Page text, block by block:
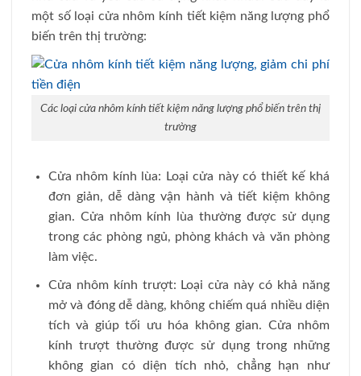
một số loại cửa nhôm kính tiết kiệm năng lượng phổ
biến trên thị trường:
Các loại cửa nhôm kính tiết kiệm năng lượng phổ biến trên thị
trường
Cửa nhôm kính lùa: Loại cửa này có thiết kế khá
đơn giản, dễ dàng vận hành và tiết kiệm không
gian. Cửa nhôm kính lùa thường được sử dụng
trong các phòng ngủ, phòng khách và văn phòng
làm việc.
Cửa nhôm kính trượt: Loại cửa này có khả năng
mở và đóng dễ dàng, không chiếm quá nhiều diện
tích và giúp tối ưu hóa không gian. Cửa nhôm
kính trượt thường được sử dụng trong những
không gian có diện tích nhỏ, chẳng hạn như